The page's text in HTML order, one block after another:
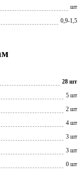
шт
0,9-1,5
28 шт
5 шт
2 шт
4 шт
3 шт
3 шт
0 шт